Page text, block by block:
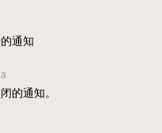
通知
的通知。